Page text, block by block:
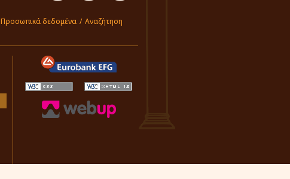
Προσωπικά δεδομένα / Αναζήτηση